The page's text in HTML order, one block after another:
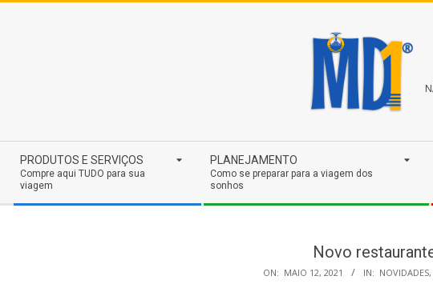
Navigation
Menu
PRODUTOS E SERVIÇOS
Compre aqui TUDO para sua
viagem
PLANEJAMENTO
Como se preparar para a viagem dos
sonhos
Novo
ON: MAIO 12, 2021 IN: NOVIDADES,